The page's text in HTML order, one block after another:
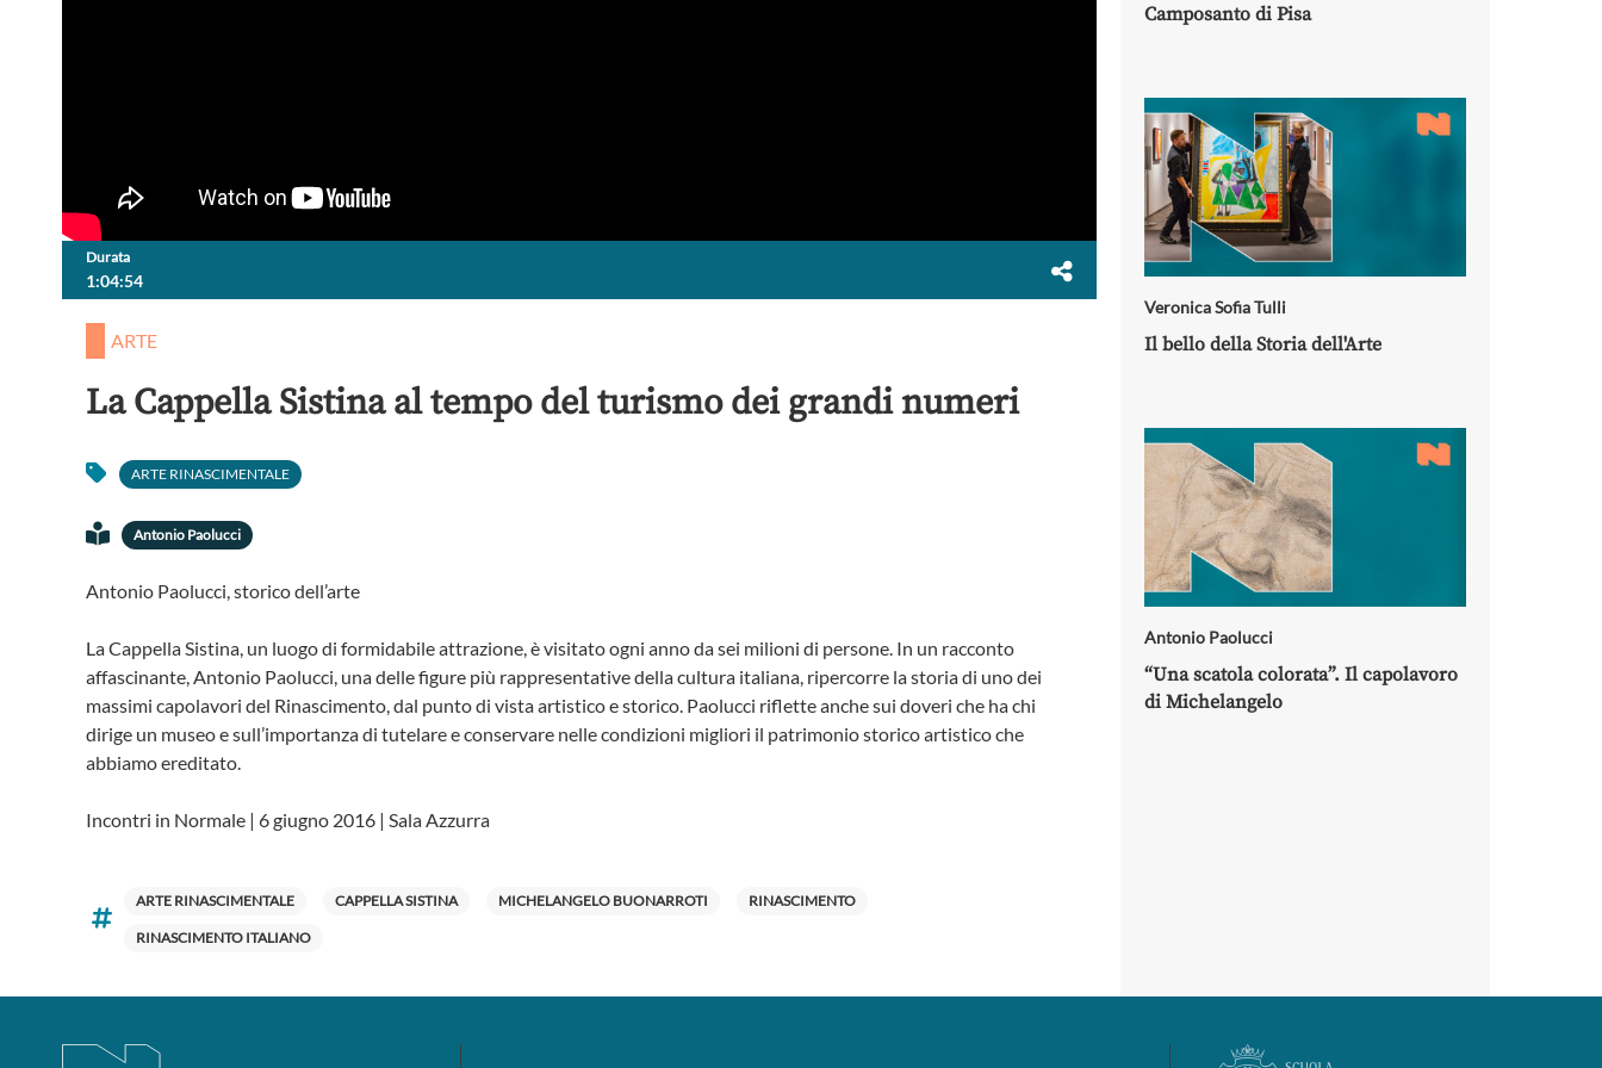
Durata
1:04:54
ARTE
La Cappella Sistina al tempo del turismo dei grandi numeri
ARTE RINASCIMENTALE
Antonio Paolucci
Antonio Paolucci, storico dell’arte
La Cappella Sistina, un luogo di formidabile attrazione, è visitato ogni anno da sei milioni di persone. In un racconto
affascinante, Antonio Paolucci, una delle figure più rappresentative della cultura italiana, ripercorre la storia di uno dei
massimi capolavori del Rinascimento, dal punto di vista artistico e storico. Paolucci riflette anche sui doveri che ha chi
dirige un museo e sull’importanza di tutelare e conservare nelle condizioni migliori il patrimonio storico artistico che
abbiamo ereditato.
Incontri in Normale | 6 giugno 2016 | Sala Azzurra
ARTE RINASCIMENTALE CAPPELLA SISTINA MICHELANGELO BUONARROTI RINASCIMENTO
RINASCIMENTO ITALIANO
Camposanto di Pisa
Veronica Sofia Tulli
Il bello della Storia dell'Arte
Antonio Paolucci
“Una scatola colorata”. Il capolavoro
di Michelangelo